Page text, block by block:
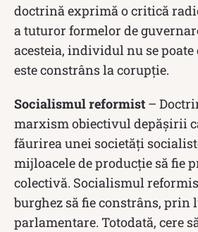
doctrină exprimă o critică
a tuturor formelor de
acesteia, individul nu se
este constrâns la corupție.
Socialismul reformist –
marxism obiectivul depășirii
făurirea unei societăți
mijloacele de producție să fie
colectivă. Socialismul
burghez să fie constrâns, prin
parlamentare. Totodată, cere